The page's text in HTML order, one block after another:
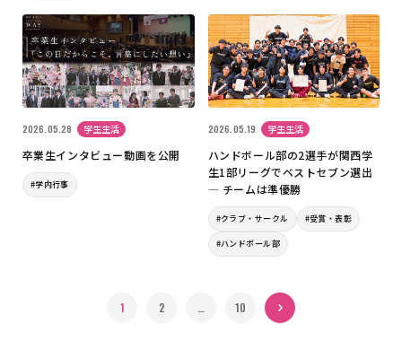
2026.05.28 学生生活
卒業生インタビュー動画を公開
#学内行事
2026.05.19 学生生活
ハンドボール部の2選手が関西学
生1部リーグでベストセブン選出
― チームは準優勝
#クラブ・サークル #受賞・表彰
#ハンドボール部
1 2 10
次へ »